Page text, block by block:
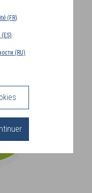
(FR)
(RU)